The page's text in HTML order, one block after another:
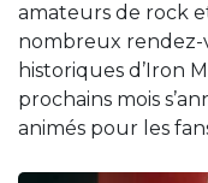
amateurs de rock
nombreux rendez-
historiques d’Iron
prochains mois
animés pour les